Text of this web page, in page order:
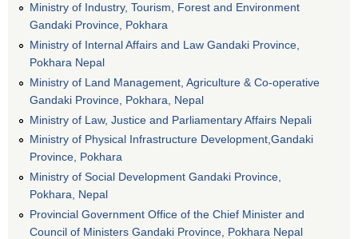
Ministry of Industry, Tourism, Forest and Environment
Gandaki Province, Pokhara
Ministry of Internal Affairs and Law Gandaki Province,
Pokhara Nepal
Ministry of Land Management, Agriculture & Co-operative
Gandaki Province, Pokhara, Nepal
Ministry of Law, Justice and Parliamentary Affairs Nepali
Ministry of Physical Infrastructure Development,Gandaki
Province, Pokhara
Ministry of Social Development Gandaki Province,
Pokhara, Nepal
Provincial Government Office of the Chief Minister and
Council of Ministers Gandaki Province, Pokhara Nepal